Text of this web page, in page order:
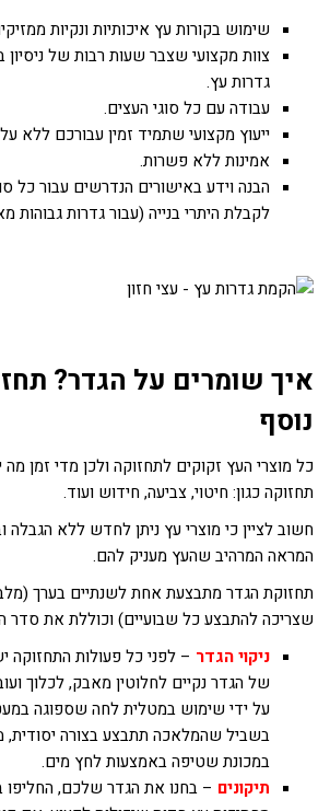
שימוש בקורות עץ איכותיות ונקיות
צוות מקצועי שצבר שעות רבות של ניסיון
גדרות עץ.
עבודה עם כל סוגי העצים.
ייעוץ מקצועי שתמיד זמין עבורכם ללא
אמינות ללא פשרות.
הבנה וידע באישורים הנדרשים עבור כל
לקבלת היתרי בנייה (עבור גדרות גבוהות
איך שומרים על הגדר?
נוסף
כל מוצרי העץ זקוקים לתחזוקה ולכן מדי זמן
תחזוקה כגון: חיטוי, צביעה, חידוש ועוד.
חשוב לציין כי מוצרי עץ ניתן לחדש ללא
המראה המרהיב שהעץ מעניק להם.
תחזוקת הגדר מתבצעת אחת לשנתיים בערך
שצריכה להתבצע כל שבועיים) וכוללת את סדר
ניקוי הגדר – לפני כל פעולות התחזוקה
של הגדר נקיים לחלוטין מאבק, לכלוך
על ידי שימוש במטלית לחה שספוגה
בשביל שהמלאכה תתבצע בצורה
במכונת שטיפה באמצעות לחץ מים.
תיקונים – בחנו את הגדר שלכם, החליפו